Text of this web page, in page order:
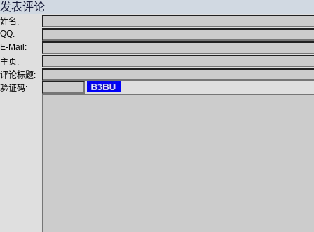
发表评论
姓名:
QQ:
E-Mail:
主页:
评论标题:
验证码: